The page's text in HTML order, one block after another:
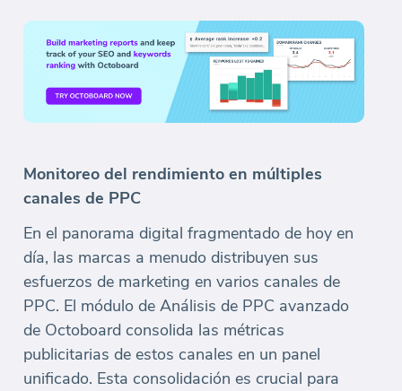
Monitoreo del rendimiento en múltiples
canales de PPC
En el panorama digital fragmentado de hoy en
día, las marcas a menudo distribuyen sus
esfuerzos de marketing en varios canales de
PPC. El módulo de Análisis de PPC avanzado
de Octoboard consolida las métricas
publicitarias de estos canales en un panel
unificado. Esta consolidación es crucial para